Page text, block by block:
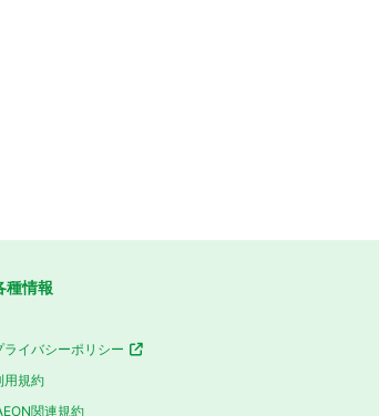
種情報
ライバシーポリシー
用規約
関連規約